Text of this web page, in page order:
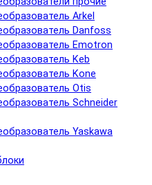
Arkel
Danfoss
Emotron
Keb
Kone
Otis
Schneider
Yaskawa